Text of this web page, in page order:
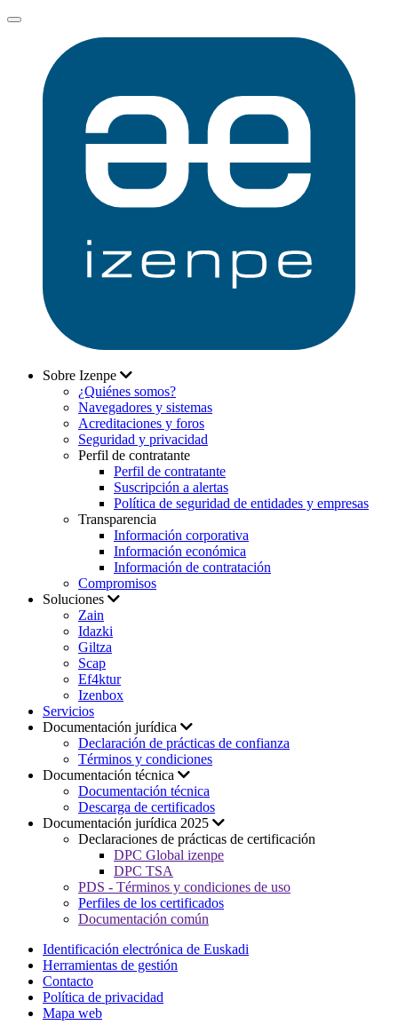
Sobre Izenpe
¿Quiénes somos?
Navegadores y sistemas
Acreditaciones y foros
Seguridad y privacidad
Perfil de contratante
Perfil de contratante
Suscripción a alertas
Política de seguridad de entidades y empresas
Transparencia
Información corporativa
Información económica
Información de contratación
Compromisos
Soluciones
Zain
Idazki
Giltza
Scap
Ef4ktur
Izenbox
Servicios
Documentación jurídica
Declaración de prácticas de confianza
Términos y condiciones
Documentación técnica
Documentación técnica
Descarga de certificados
Documentación jurídica 2025
Declaraciones de prácticas de certificación
DPC Global izenpe
DPC TSA
PDS - Términos y condiciones de uso
Perfiles de los certificados
Documentación común
Identificación electrónica de Euskadi
Herramientas de gestión
Contacto
Política de privacidad
Mapa web